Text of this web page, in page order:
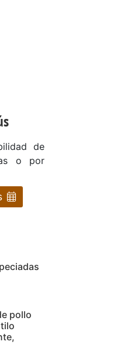
de
o por
pollo